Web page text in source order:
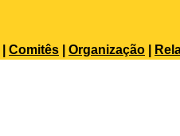
Comitês Organização